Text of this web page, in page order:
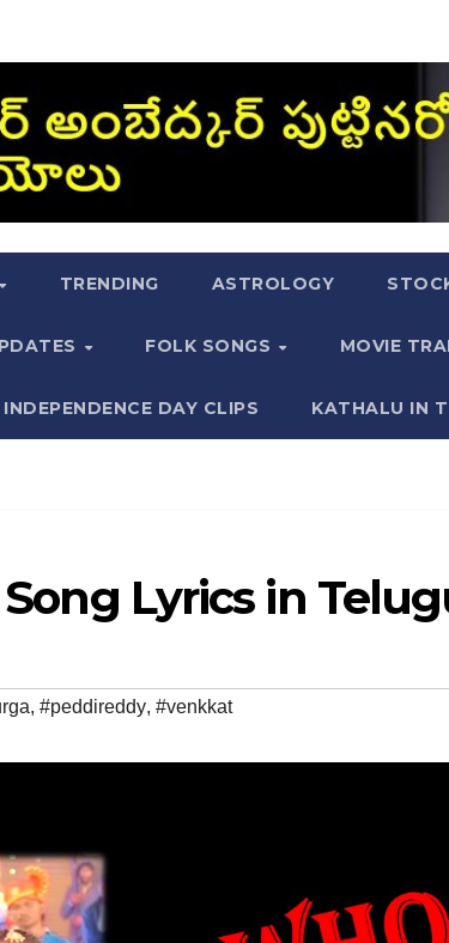
TRENDING ASTROLOGY
FOLK SONGS MOVIE
DAY CLIPS KATHALU IN
Lyrics in
, #peddireddy, #venkkat